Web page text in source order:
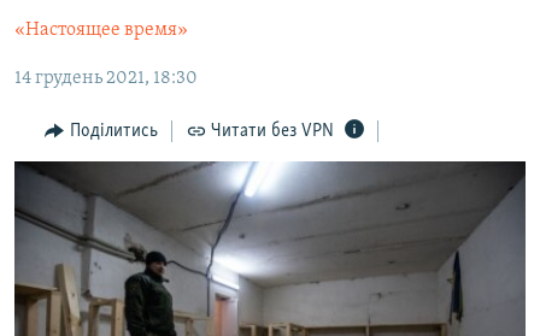
основної
Перейти
пошуку
БЛОГИ
ПОГЛЯД
ІНТЕРВ'Ю
ВСЕ ЗА ДЕНЬ
СПЕЦПРОЕКТИ
ДЕПОРТАЦІЯ
ВІДЕОУРОКИ «ELIFBE»
ЯК ОБІЙТИ БЛОКУВАННЯ
Русский
«Настоящее время»
14 грудень 2021, 18:30
Поділитись Читати без VPN